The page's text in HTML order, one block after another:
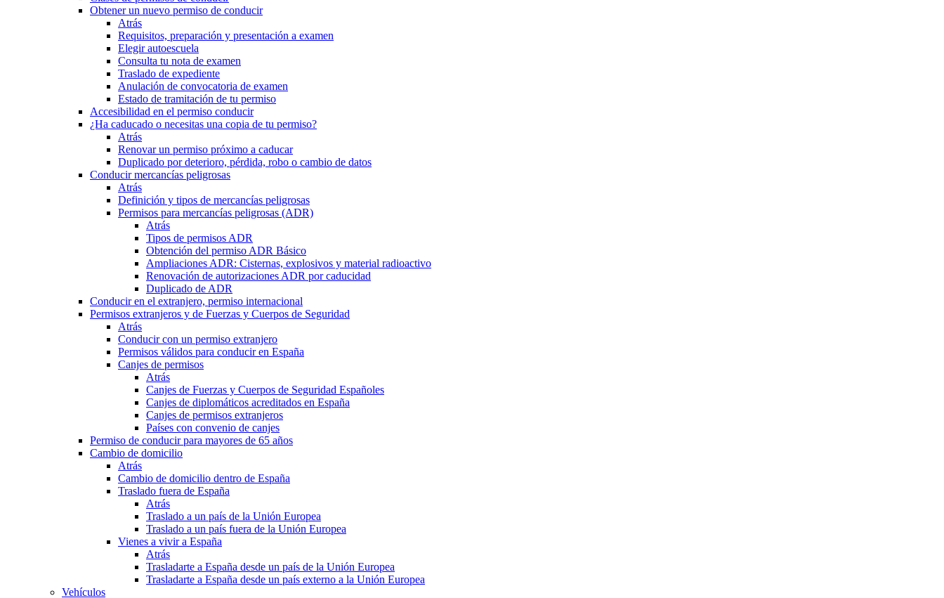
Obtener un nuevo permiso de conducir
Atrás
Requisitos, preparación y presentación a examen
Elegir autoescuela
Consulta tu nota de examen
Traslado de expediente
Anulación de convocatoria de examen
Estado de tramitación de tu permiso
Accesibilidad en el permiso conducir
¿Ha caducado o necesitas una copia de tu permiso?
Atrás
Renovar un permiso próximo a caducar
Duplicado por deterioro, pérdida, robo o cambio de datos
Conducir mercancías peligrosas
Atrás
Definición y tipos de mercancías peligrosas
Permisos para mercancías peligrosas (ADR)
Atrás
Tipos de permisos ADR
Obtención del permiso ADR Básico
Ampliaciones ADR: Cisternas, explosivos y material radioactivo
Renovación de autorizaciones ADR por caducidad
Duplicado de ADR
Conducir en el extranjero, permiso internacional
Permisos extranjeros y de Fuerzas y Cuerpos de Seguridad
Atrás
Conducir con un permiso extranjero
Permisos válidos para conducir en España
Canjes de permisos
Atrás
Canjes de Fuerzas y Cuerpos de Seguridad Españoles
Canjes de diplomáticos acreditados en España
Canjes de permisos extranjeros
Países con convenio de canjes
Permiso de conducir para mayores de 65 años
Cambio de domicilio
Atrás
Cambio de domicilio dentro de España
Traslado fuera de España
Atrás
Traslado a un país de la Unión Europea
Traslado a un país fuera de la Unión Europea
Vienes a vivir a España
Atrás
Trasladarte a España desde un país de la Unión Europea
Trasladarte a España desde un país externo a la Unión Europea
Vehículos